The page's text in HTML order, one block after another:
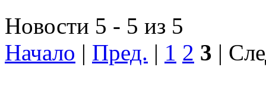
Новости 5 - 5 из 5
Начало | Пред. | 1 2 3 |